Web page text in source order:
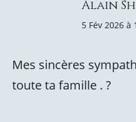
Alain
5 Fév 2026 à
Mes sincères
toute ta famille . ?